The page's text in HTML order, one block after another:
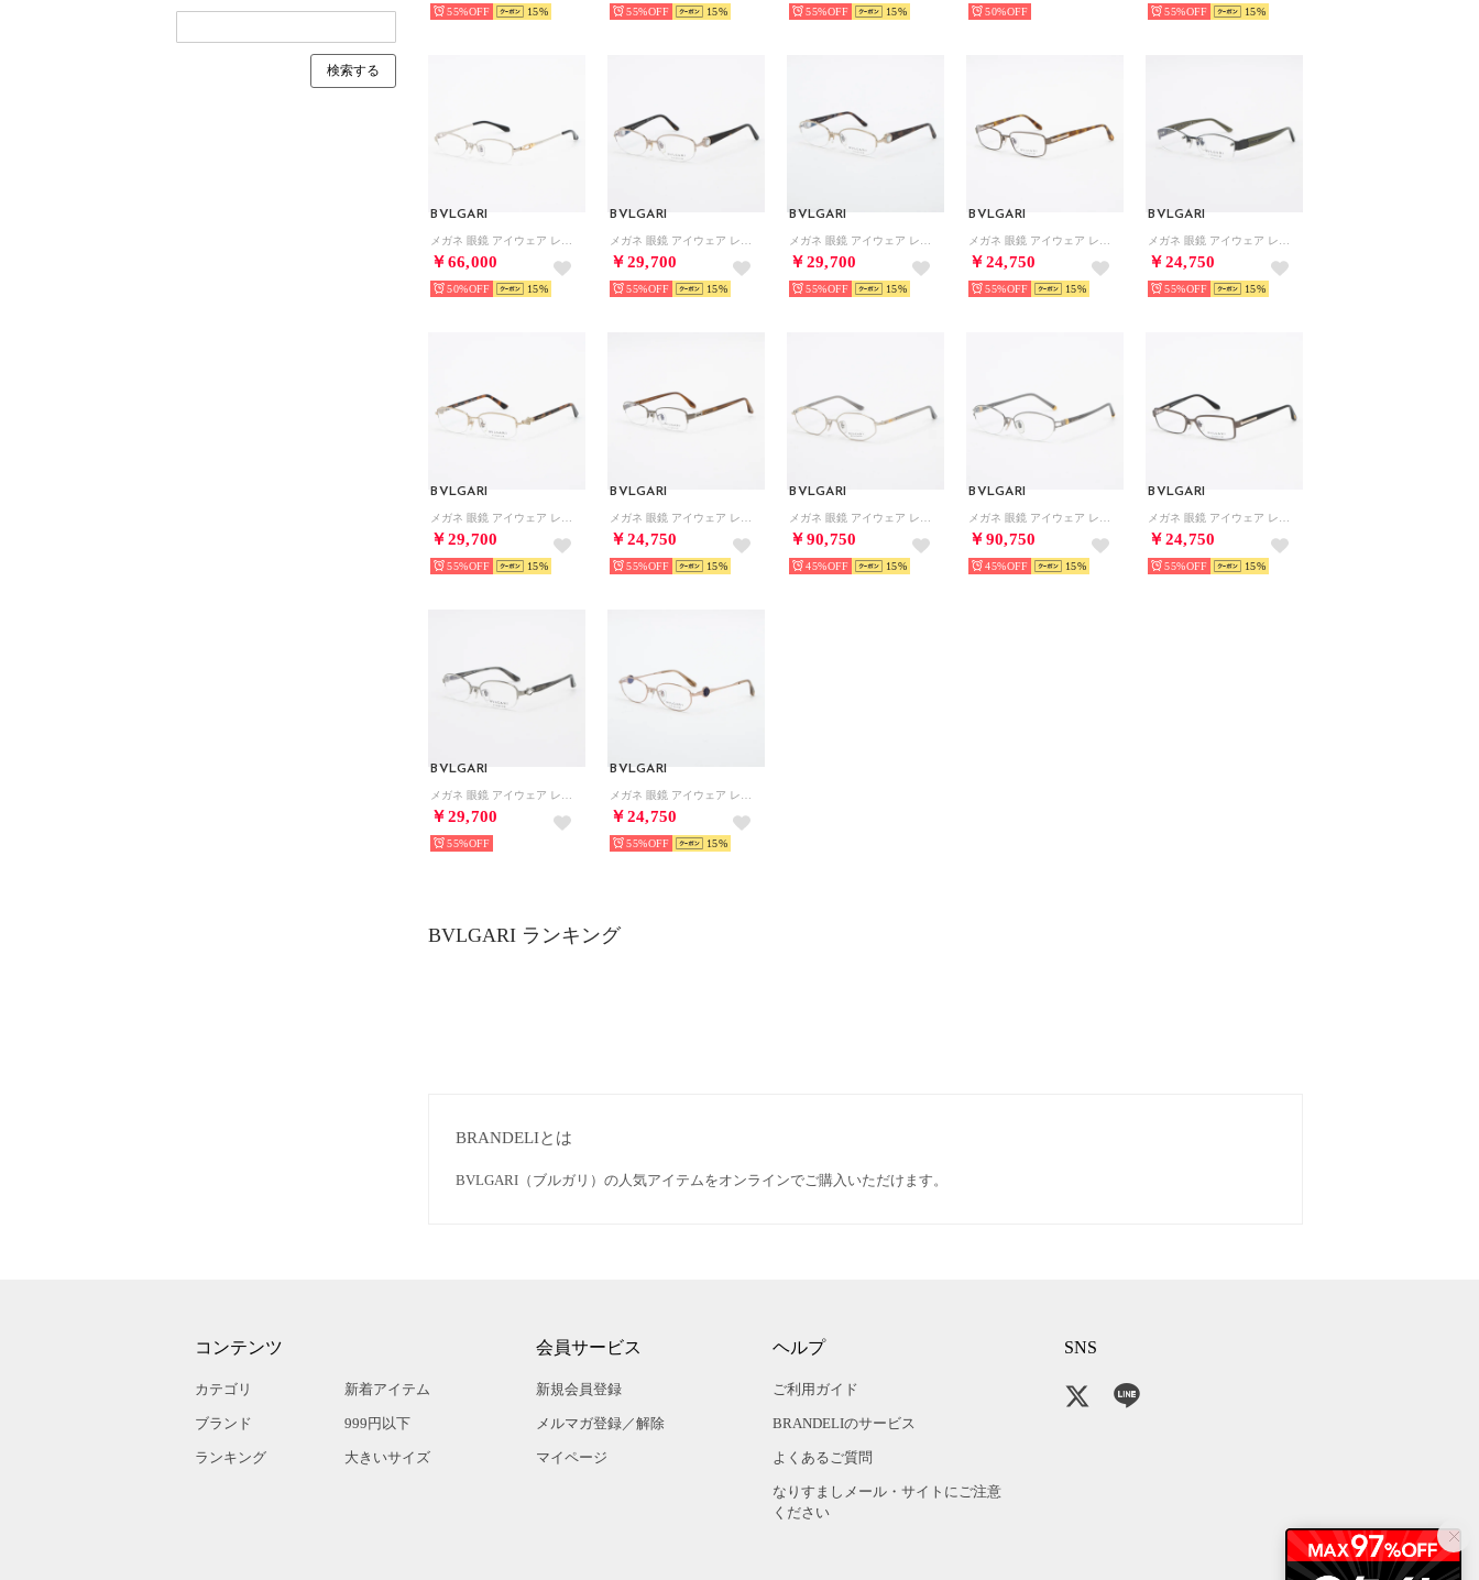
55% 15 55% 15 55% 15 50% 55% 15
BVLGARI
￥66,000
50% 15
BVLGARI
￥29,700
55% 15
BVLGARI
￥29,700
55% 15
BVLGARI
￥24,750
55% 15
BVLGARI
￥24,750
55% 15
BVLGARI
￥29,700
55% 15
BVLGARI
￥24,750
55% 15
BVLGARI
￥90,750
45% 15
BVLGARI
￥90,750
45% 15
BVLGARI
￥24,750
55% 15
BVLGARI
￥29,700
55%
BVLGARI
￥24,750
55% 15
BVLGARI ランキング
BRANDELIとは
BVLGARI（ブルガリ）の人気アイテムをオンラインでご購入いただけます。
コンテンツ
カテゴリ
ブランド
ランキング
新着アイテム
999円以下
大きいサイズ
会員サービス
新規会員登録
メルマガ登録／解除
マイページ
ヘルプ
ご利用ガイド
BRANDELIのサービス
よくあるご質問
なりすましメール・サイトにご注意
ください
SNS